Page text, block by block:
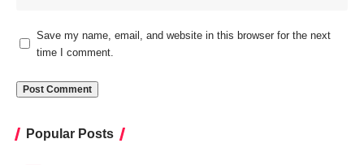
Save my name, email, and website in this browser for the next
time I comment.
Popular Posts